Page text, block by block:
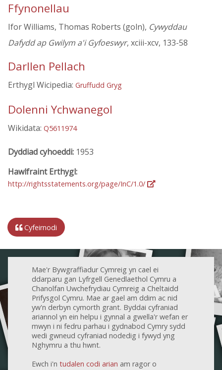
Ffynonellau
Ifor Williams, Thomas Roberts (goln), Cywyddau
Dafydd ap Gwilym a'i Gyfoeswyr, xciii-xcv, 133-58
Darllen Pellach
Erthygl Wicipedia: Gruffudd Gryg
Dolenni Ychwanegol
Wikidata: Q5611974
Dyddiad cyhoeddi: 1953
Hawlfraint Erthygl:
http://rightsstatements.org/page/InC/1.0/
Cyfeirnodi
Mae'r Bywgraffiadur Cymreig yn cael ei
ddarparu gan Lyfrgell Genedlaethol Cymru a
Chanolfan Uwchefrydiau Cymreig a Cheltaidd
Prifysgol Cymru. Mae ar gael am ddim ac nid
yw'n derbyn cymorth grant. Byddai cyfraniad
ariannol yn ein helpu i gynnal a gwella'r wefan er
mwyn i ni fedru parhau i gydnabod Cymry sydd
wedi gwneud cyfraniad nodedig i fywyd yng
Nghymru a thu hwnt.
Ewch i'n tudalen codi arian am ragor o